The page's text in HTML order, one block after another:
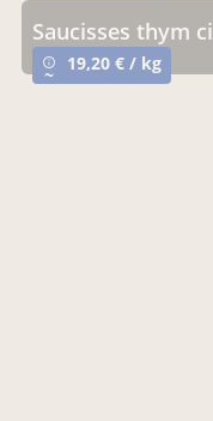
saucisses thym
info_outline
~ 19,20 € / kg